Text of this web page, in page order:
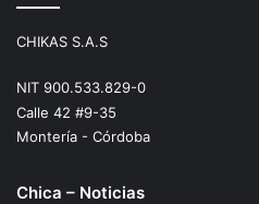
CHIKAS S.A.S
NIT 900.533.829-0
Calle 42 #9-35
Montería - Córdoba
Chica – Noticias